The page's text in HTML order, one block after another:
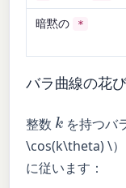
暗黙の *
バラ曲線の花
整数 k を持つバ
\cos(k\theta) \）
に従います：